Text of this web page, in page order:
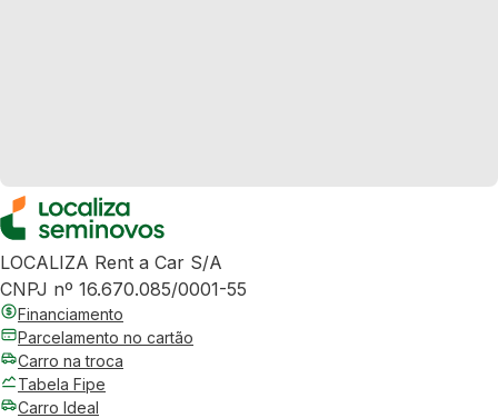
LOCALIZA Rent a Car S/A
CNPJ nº 16.670.085/0001-55
Financiamento
Parcelamento no cartão
Carro na troca
Tabela Fipe
Carro Ideal